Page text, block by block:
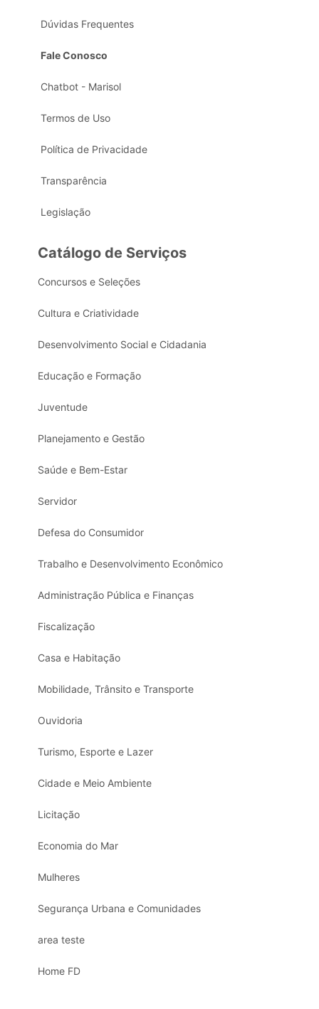
Dúvidas Frequentes
Fale Conosco
Chatbot - Marisol
Termos de Uso
Política de Privacidade
Transparência
Legislação
Catálogo de Serviços
Concursos e Seleções
Cultura e Criatividade
Desenvolvimento Social e Cidadania
Educação e Formação
Juventude
Planejamento e Gestão
Saúde e Bem-Estar
Servidor
Defesa do Consumidor
Trabalho e Desenvolvimento Econômico
Administração Pública e Finanças
Fiscalização
Casa e Habitação
Mobilidade, Trânsito e Transporte
Ouvidoria
Turismo, Esporte e Lazer
Cidade e Meio Ambiente
Licitação
Economia do Mar
Mulheres
Segurança Urbana e Comunidades
area teste
Home FD